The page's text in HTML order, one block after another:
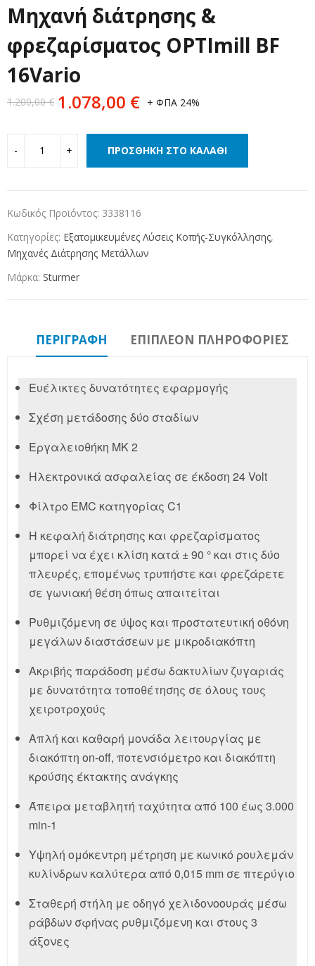
Μηχανή διάτρησης &
φρεζαρίσματος OPTImill BF
16Vario
1.200,00€ 1.078,00 € + ΦΠΑ 24%
ΠΡΟΣΘΉΚΗ ΣΤΟ ΚΑΛΆΘΙ
Κωδικός Προϊόντος: 3338116
Κατηγορίες: Εξατομικευμένες Λύσεις Κοπής-Συγκόλλησης,
Μηχανές Διάτρησης Μετάλλων
Μάρκα: Sturmer
ΠΕΡΙΓΡΑΦΉ ΕΠΙΠΛΈΟΝ ΠΛΗΡΟΦΟΡΊΕΣ
Ευέλικτες δυνατότητες εφαρμογής
Σχέση μετάδοσης δύο σταδίων
Εργαλειοθήκη MK 2
Ηλεκτρονικά ασφαλείας σε έκδοση 24 Volt
Φίλτρο EMC κατηγορίας C1
Η κεφαλή διάτρησης και φρεζαρίσματος
μπορεί να έχει κλίση κατά ± 90 ° και στις δύο
πλευρές, επομένως τρυπήστε και φρεζάρετε
σε γωνιακή θέση όπως απαιτείται
Ρυθμιζόμενη σε ύψος και προστατευτική οθόνη
μεγάλων διαστάσεων με μικροδιακόπτη
Ακριβής παράδοση μέσω δακτυλίων ζυγαριάς
με δυνατότητα τοποθέτησης σε όλους τους
χειροτροχούς
Απλή και καθαρή μονάδα λειτουργίας με
διακόπτη on-off, ποτενσιόμετρο και διακόπτη
κρούσης έκτακτης ανάγκης
Άπειρα μεταβλητή ταχύτητα από 100 έως 3.000
min-1
Υψηλή ομόκεντρη μέτρηση με κωνικό ρουλεμάν
κυλίνδρων καλύτερα από 0,015 mm σε πτερύγιο
Σταθερή στήλη με οδηγό χελιδονοουράς μέσω
ράβδων σφήνας ρυθμιζόμενη και στους 3
άξονες